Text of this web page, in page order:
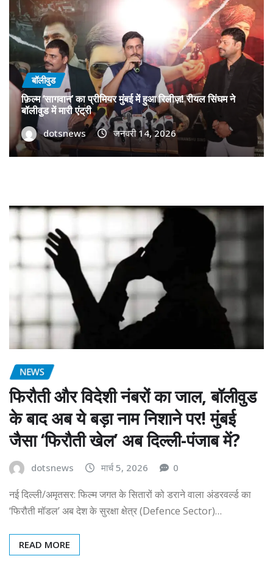
बॉलीवुड
फ़िल्म ‘सागवान’ का प्रीमियर मुंबई में हुआ रिलीज़! रीयल सिंघम ने
बॉलीवुड में मारी एंट्री
dotsnews जनवरी 14, 2026
NEWS
फिरौती और विदेशी नंबरों का जाल, बॉलीवुड
के बाद अब ये बड़ा नाम निशाने पर! मुंबई
जैसा ‘फिरौती खेल’ अब दिल्ली-पंजाब में?
dotsnews मार्च 5, 2026 0
नई दिल्ली/अमृतसर: फिल्म जगत के सितारों को डराने वाला अंडरवर्ल्ड का
‘फिरौती मॉडल’ अब देश के सुरक्षा क्षेत्र (Defence Sector)…
READ MORE